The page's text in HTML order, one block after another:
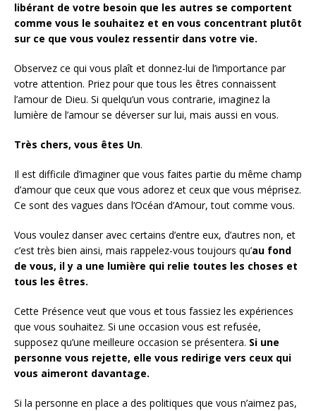
libérant de votre besoin que les autres se comportent
comme vous le souhaitez et en vous concentrant plutôt
sur ce que vous voulez ressentir dans votre vie.
Observez ce qui vous plaît et donnez-lui de l’importance par
votre attention. Priez pour que tous les êtres connaissent
l’amour de Dieu. Si quelqu’un vous contrarie, imaginez la
lumière de l’amour se déverser sur lui, mais aussi en vous.
Très chers, vous êtes Un.
Il est difficile d’imaginer que vous faites partie du même champ
d’amour que ceux que vous adorez et ceux que vous méprisez.
Ce sont des vagues dans l’Océan d’Amour, tout comme vous.
Vous voulez danser avec certains d’entre eux, d’autres non, et
c’est très bien ainsi, mais rappelez-vous toujours qu’au fond
de vous, il y a une lumière qui relie toutes les choses et
tous les êtres.
Cette Présence veut que vous et tous fassiez les expériences
que vous souhaitez. Si une occasion vous est refusée,
supposez qu’une meilleure occasion se présentera. Si une
personne vous rejette, elle vous redirige vers ceux qui
vous aimeront davantage.
Si la personne en place a des politiques que vous n’aimez pas,